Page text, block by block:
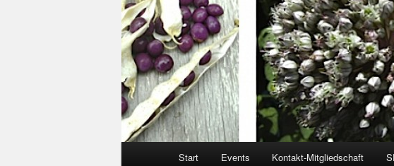
Start Events Kontakt-Mitgliedschaft